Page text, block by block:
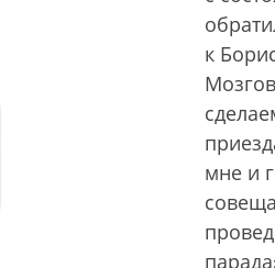
к
мне и